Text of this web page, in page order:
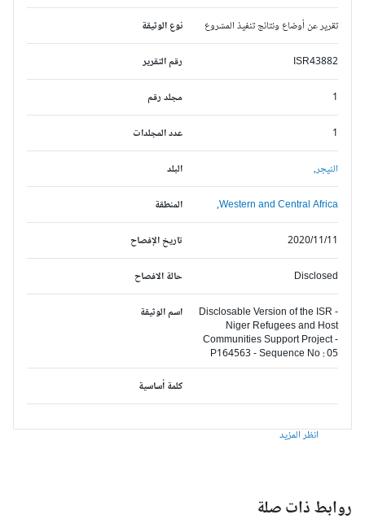
نوع الوثيقة تقرير عن أوضاع ونتائج تنفيذ المشروع
رقم التقرير ISR43882
مجلد رقم
عدد المجلدات
البلد النيجر,
المنطقة Western and Central Africa,
تاريخ الإفصاح 2020/11/11
حالة الافصاح Disclosed
اسم الوثيقة
Disclosable Version of the ISR -
Niger Refugees and Host
Communities Support Project -
P164563 - Sequence No : 05
كلمة أساسية
انظر المزيد
روابط ذات صلة